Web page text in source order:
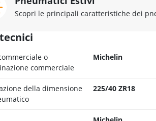
Scopri le principali caratteristiche dei
o
commerciale
Michelin
della dimensione
225/40 ZR18